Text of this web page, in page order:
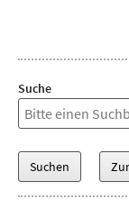
Suche